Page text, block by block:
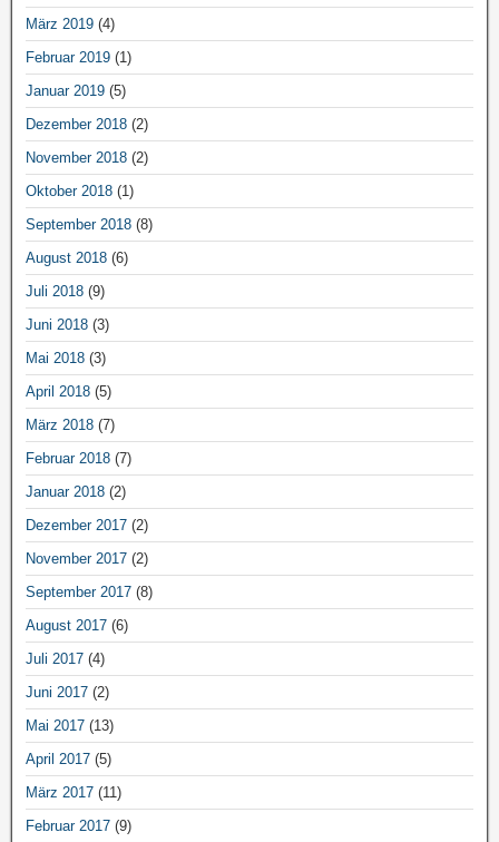
März 2019 (4)
Februar 2019 (1)
Januar 2019 (5)
Dezember 2018 (2)
November 2018 (2)
Oktober 2018 (1)
September 2018 (8)
August 2018 (6)
Juli 2018 (9)
Juni 2018 (3)
Mai 2018 (3)
April 2018 (5)
März 2018 (7)
Februar 2018 (7)
Januar 2018 (2)
Dezember 2017 (2)
November 2017 (2)
September 2017 (8)
August 2017 (6)
Juli 2017 (4)
Juni 2017 (2)
Mai 2017 (13)
April 2017 (5)
März 2017 (11)
Februar 2017 (9)